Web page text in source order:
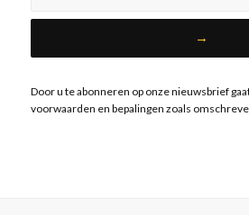
Door u te abonneren op onze nieuwsbrief
voorwaarden en bepalingen zoals